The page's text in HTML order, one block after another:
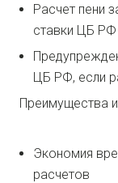
Расчет пени
ставки ЦБ РФ
ЦБ РФ, если
Преимущества
Экономия
расчетов